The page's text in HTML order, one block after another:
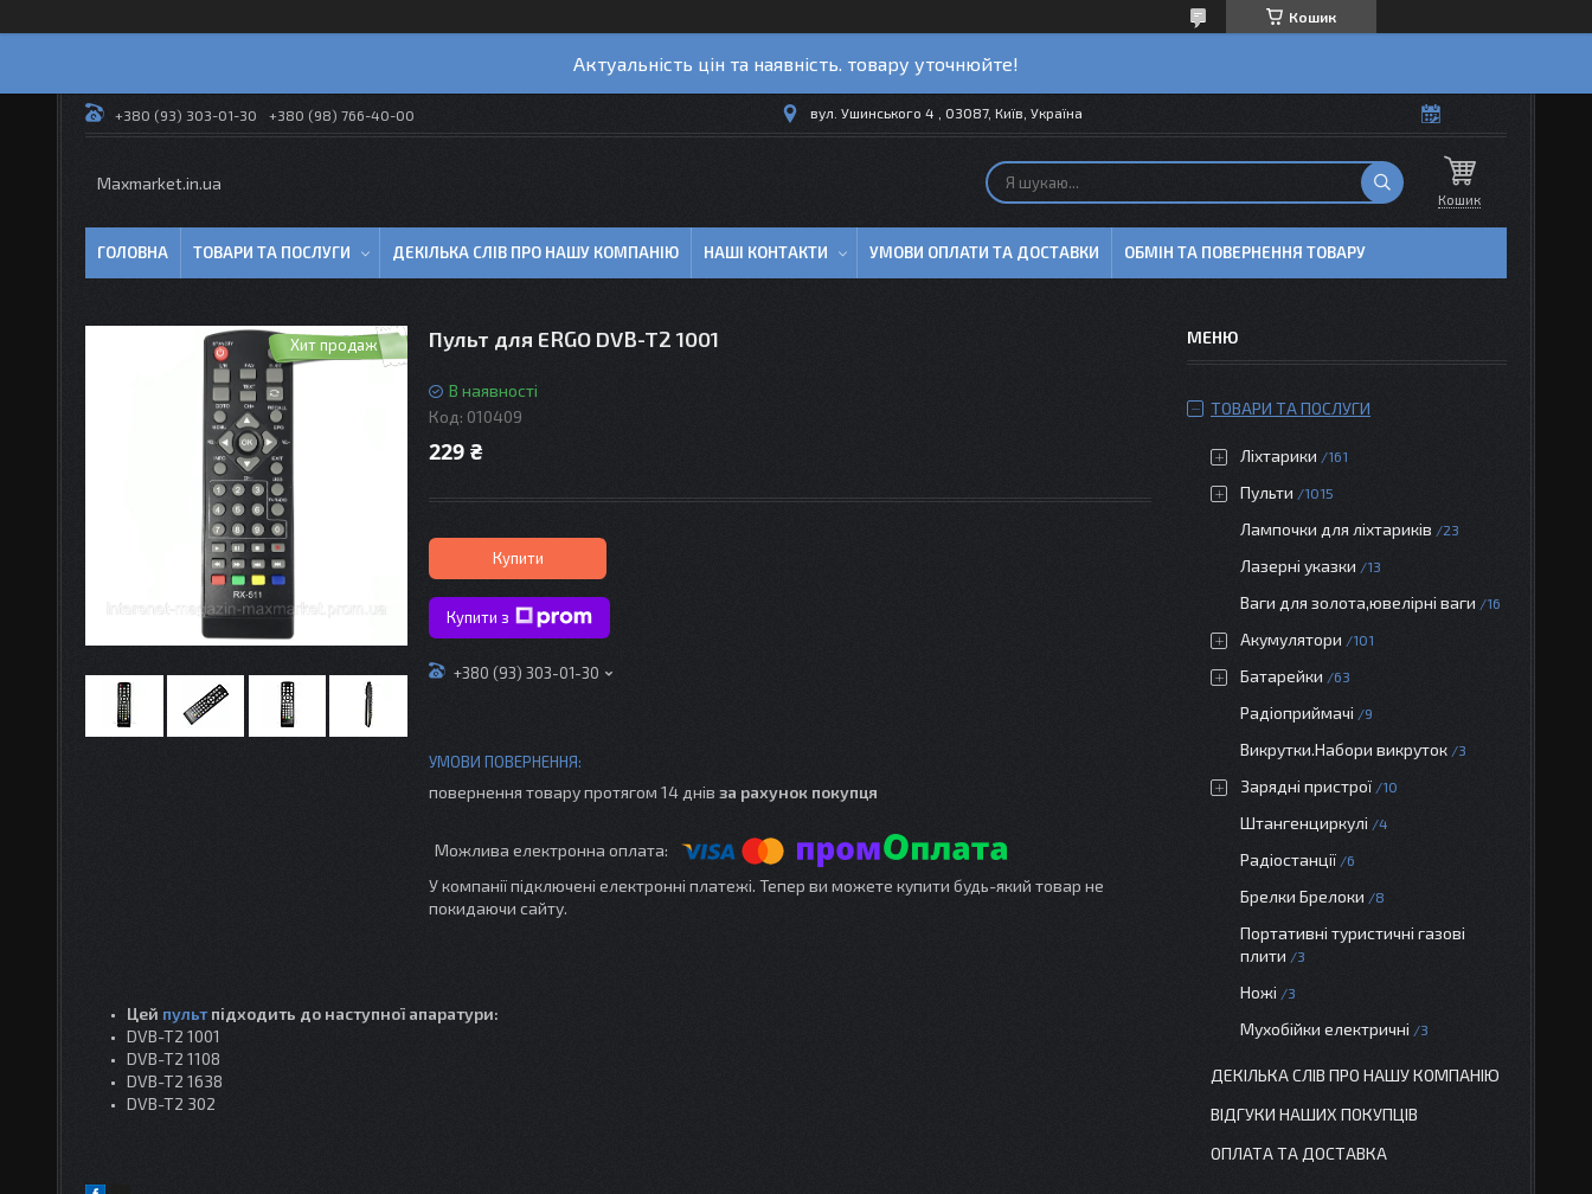
Кошик
Актуальність цін та наявність. товару уточнюйте!
+380 (93) 303-01-30 +380 (98) 766-40-00 вул. Ушинського 4 , 03087, Київ, Україна
Maxmarket.in.ua
Кошик
ГОЛОВНА ТОВАРИ ТА ПОСЛУГИ ДЕКІЛЬКА СЛІВ ПРО НАШУ КОМПАНІЮ НАШІ КОНТАКТИ УМОВИ ОПЛАТИ ТА ДОСТАВКИ ОБМІН ТА ПОВЕРНЕННЯ ТОВАРУ
Хит продаж Пульт для ERGO DVB-T2 1001
В наявності
Код: 010409
229 ₴
Купити
Купити з
+380 (93) 303-01-30
повернення товару протягом 14 днів за рахунок покупця
У компанії підключені електронні платежі. Тепер ви можете купити будь-який товар не
покидаючи сайту.
Цей пультпідходить до наступної апаратури:
DVB-T2 1001
DVB-T2 1108
DVB-T2 1638
DVB-T2 302
ТОВАРИ ТА ПОСЛУГИ
Ліхтарики 161
Пульти 1015
Лампочки для ліхтариків 23
Лазерні указки 13
Ваги для золота,ювелірні ваги 16
Акумулятори 101
Батарейки 63
Радіоприймачі 9
Викрутки.Набори викруток 3
Зарядні пристрої 10
Штангенциркулі 4
Радіостанції 6
Брелки Брелоки 8
Портативні туристичні газові
плити
3
Ножі 3
Мухобійки електричні 3
ДЕКІЛЬКА СЛІВ ПРО НАШУ КОМПАНІЮ
ВІДГУКИ НАШИХ ПОКУПЦІВ
ОПЛАТА ТА ДОСТАВКА